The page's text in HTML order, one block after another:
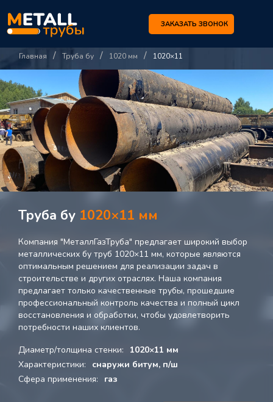
ЗАКАЗАТЬ ЗВОНОК
Главная / Труба бу / 1020 мм / 1020×11
Труба бу 1020×11 мм
Компания "МеталлГазТруба" предлагает широкий выбор
металлических бу труб 1020×11 мм, которые являются
оптимальным решением для реализации задач в
строительстве и других отраслях. Наша компания
предлагает только качественные трубы, прошедшие
профессиональный контроль качества и полный цикл
восстановления и обработки, чтобы удовлетворить
потребности наших клиентов.
Диаметр/толщина стенки:
1020×11 мм
Характеристики:
снаружи битум, п/ш
Сфера применения:
газ